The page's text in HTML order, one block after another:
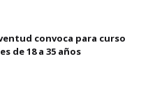
convoca para curso
de 18 a 35 años